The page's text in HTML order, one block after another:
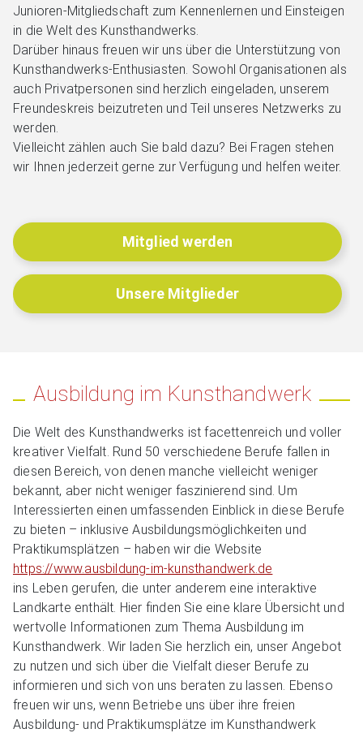
Junioren-Mitgliedschaft zum Kennenlernen und Einsteigen
in die Welt des Kunsthandwerks.
Darüber hinaus freuen wir uns über die Unterstützung von
Kunsthandwerks-Enthusiasten. Sowohl Organisationen als
auch Privatpersonen sind herzlich eingeladen, unserem
Freundeskreis beizutreten und Teil unseres Netzwerks zu
werden.
Vielleicht zählen auch Sie bald dazu? Bei Fragen stehen
wir Ihnen jederzeit gerne zur Verfügung und helfen weiter.
Mitglied werden
Unsere Mitglieder
Ausbildung im Kunsthandwerk
Die Welt des Kunsthandwerks ist facettenreich und voller
kreativer Vielfalt. Rund 50 verschiedene Berufe fallen in
diesen Bereich, von denen manche vielleicht weniger
bekannt, aber nicht weniger faszinierend sind. Um
Interessierten einen umfassenden Einblick in diese Berufe
zu bieten – inklusive Ausbildungsmöglichkeiten und
Praktikumsplätzen – haben wir die Website
https://www.ausbildung-im-kunsthandwerk.de
ins Leben gerufen, die unter anderem eine interaktive
Landkarte enthält. Hier finden Sie eine klare Übersicht und
wertvolle Informationen zum Thema Ausbildung im
Kunsthandwerk. Wir laden Sie herzlich ein, unser Angebot
zu nutzen und sich über die Vielfalt dieser Berufe zu
informieren und sich von uns beraten zu lassen. Ebenso
freuen wir uns, wenn Betriebe uns über ihre freien
Ausbildung- und Praktikumsplätze im Kunsthandwerk